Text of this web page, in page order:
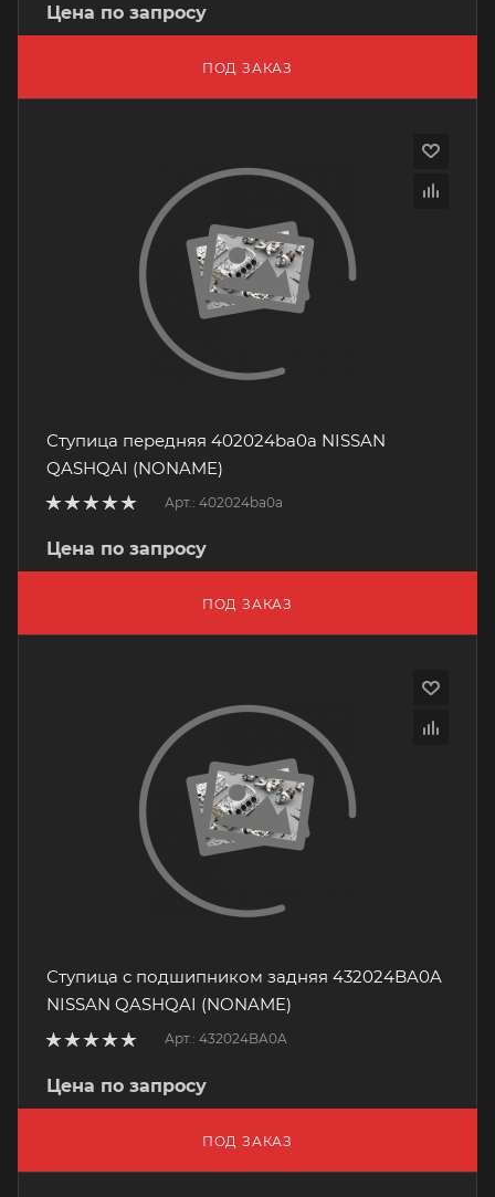
Цена по запросу
ПОД ЗАКАЗ
Ступица передняя 402024ba0a NISSAN
QASHQAI (NONAME)
Арт.: 402024ba0a
Цена по запросу
ПОД ЗАКАЗ
Ступица с подшипником задняя 432024BA0A
NISSAN QASHQAI (NONAME)
Арт.: 432024BA0A
Цена по запросу
ПОД ЗАКАЗ